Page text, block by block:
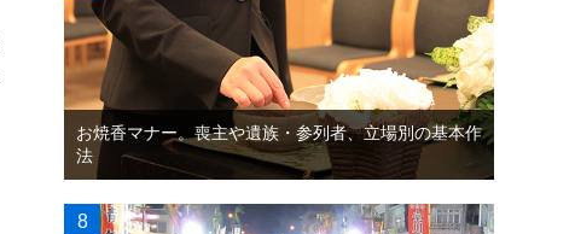
お焼香マナー。喪主や遺族・参列者、立場別の基本作
法